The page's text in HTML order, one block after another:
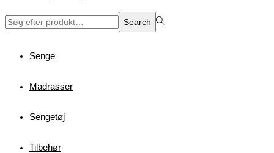
Search
Search
Senge
Madrasser
Sengetøj
Tilbehør